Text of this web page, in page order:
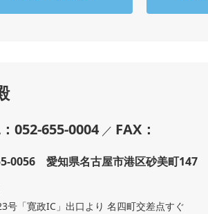
052-655-0004 ／ FAX：
0056 愛知県名古屋市港区砂美町147
号「寛政IC」出口より 名四町交差点すぐ